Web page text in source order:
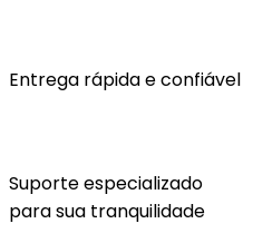
Entrega rápida e confiável
Suporte especializado
para sua tranquilidade